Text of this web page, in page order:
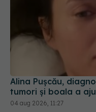
Alina Pușcău,
tumori și boala a